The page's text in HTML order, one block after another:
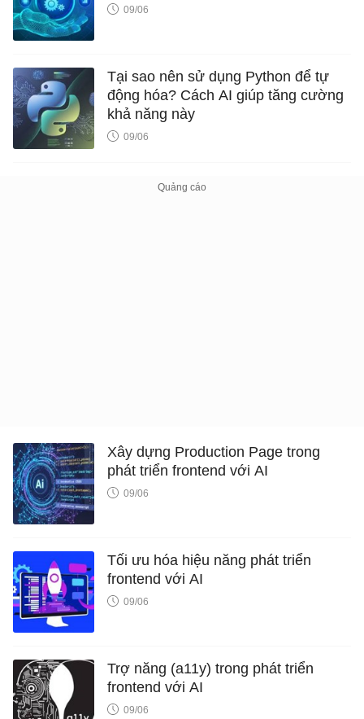
09/06
Tại sao nên sử dụng Python để tự
động hóa? Cách AI giúp tăng cường
khả năng này
09/06
Xây dựng Production Page trong
phát triển frontend với AI
09/06
Tối ưu hóa hiệu năng phát triển
frontend với AI
09/06
Trợ năng (a11y) trong phát triển
frontend với AI
09/06